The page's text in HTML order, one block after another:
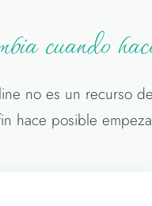
cuando
no es un recurso
hace posible